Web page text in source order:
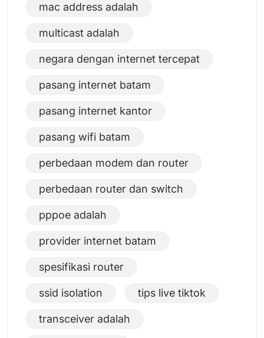
mac address adalah
multicast adalah
negara dengan internet tercepat
pasang internet batam
pasang internet kantor
pasang wifi batam
perbedaan modem dan router
perbedaan router dan switch
pppoe adalah
provider internet batam
spesifikasi router
ssid isolation tips live tiktok
transceiver adalah